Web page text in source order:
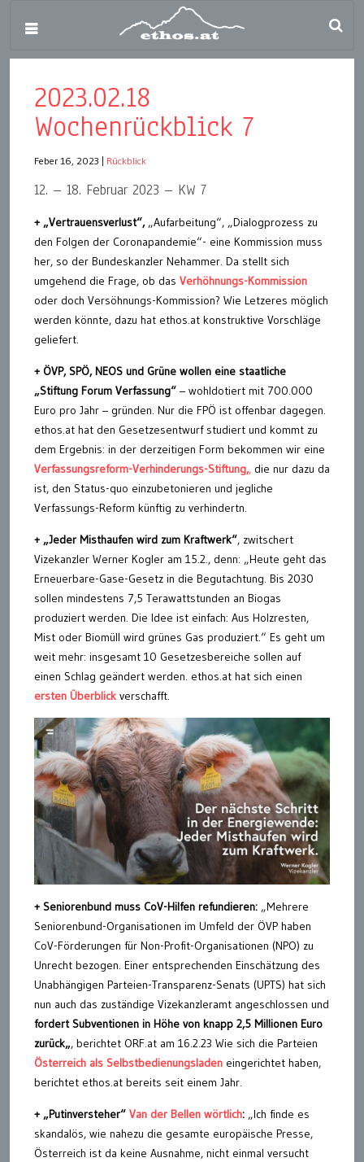
2023.02.18
Wochenrückblick 7
Feber 16, 2023 Rückblick
12. – 18. Februar 2023 – KW 7
+ „Vertrauensverlust“,„Aufarbeitung“, „Dialogprozess zu
den Folgen der Coronapandemie“- eine Kommission muss
her, so der Bundeskanzler Nehammer. Da stellt sich
umgehend die Frage, ob das Verhöhnungs-Kommission
oder doch Versöhnungs-Kommission? Wie Letzeres möglich
werden könnte, dazu hat ethos.at konstruktive Vorschläge
geliefert.
+ ÖVP, SPÖ, NEOS und Grüne wollen eine staatliche
„Stiftung Forum Verfassung“ – wohldotiert mit 700.000
Euro pro Jahr – gründen. Nur die FPÖ ist offenbar dagegen.
ethos.at hat den Gesetzesentwurf studiert und kommt zu
dem Ergebnis: in der derzeitigen Form bekommen wir eine
Verfassungsreform-Verhinderungs-Stiftung,, die nur dazu da
ist, den Status-quo einzubetonieren und jegliche
Verfassungs-Reform künftig zu verhindertn.
+ „Jeder Misthaufen wird zum Kraftwerk“, zwitschert
Vizekanzler Werner Kogler am 15.2., denn: „Heute geht das
Erneuerbare-Gase-Gesetz in die Begutachtung. Bis 2030
sollen mindestens 7,5 Terawattstunden an Biogas
produziert werden. Die Idee ist einfach: Aus Holzresten,
Mist oder Biomüll wird grünes Gas produziert.“ Es geht um
weit mehr: insgesamt 10 Gesetzesbereiche sollen auf
einen Schlag geändert werden. ethos.at hat sich einen
ersten Überblick verschafft.
+ Seniorenbund muss CoV-Hilfen refundieren: „Mehrere
Seniorenbund-Organisationen im Umfeld der ÖVP haben
CoV-Förderungen für Non-Profit-Organisationen (NPO) zu
Unrecht bezogen. Einer entsprechenden Einschätzung des
Unabhängigen Parteien-Transparenz-Senats (UPTS) hat sich
nun auch das zuständige Vizekanzleramt angeschlossen und
fordert Subventionen in Höhe von knapp 2,5 Millionen Euro
zurück„, berichtet ORF.at am 16.2.23 Wie sich die Parteien
Österreich als Selbstbedienungsladen eingerichtet haben,
berichtet ethos.at bereits seit einem Jahr.
+ „Putinversteher“ Van der Bellen wörtlich: „Ich finde es
skandalös, wie nahezu die gesamte europäische Presse,
Österreich ist da keine Ausnahme, nicht einmal versucht